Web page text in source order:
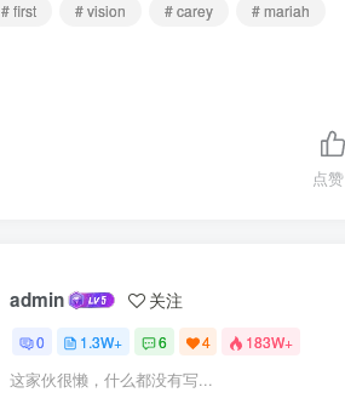
# first # vision # carey # mariah
点赞
admin 关注
0 1.3W+ 6 4 183W+
这家伙很懒，什么都没有写...